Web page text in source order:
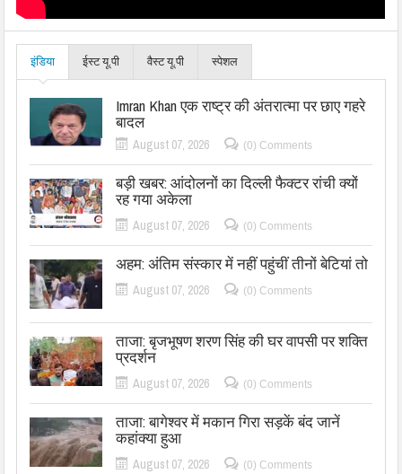
इंडिया ईस्ट यू.पी वैस्ट यू.पी स्पेशल
Imran Khan एक राष्ट्र की अंतरात्मा पर छाए गहरे
बादल
August 07, 2026 (0) Comments
बड़ी खबर: आंदोलनों का दिल्ली फैक्टर रांची क्यों
रह गया अकेला
August 07, 2026 (0) Comments
अहम: अंतिम संस्कार में नहीं पहुंचीं तीनों बेटियां तो
August 07, 2026 (0) Comments
ताजा: बृजभूषण शरण सिंह की घर वापसी पर शक्ति
प्रदर्शन
August 07, 2026 (0) Comments
ताजा: बागेश्वर में मकान गिरा सड़कें बंद जानें
कहांक्या हुआ
August 07, 2026 (0) Comments